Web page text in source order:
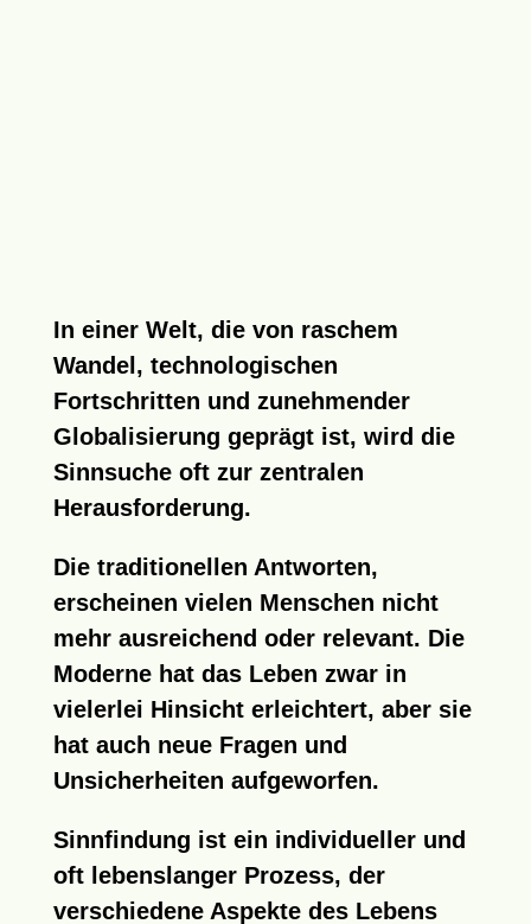
In einer Welt, die von raschem
Wandel, technologischen
Fortschritten und zunehmender
Globalisierung geprägt ist, wird die
Sinnsuche oft zur zentralen
Herausforderung.
Die traditionellen Antworten,
erscheinen vielen Menschen nicht
mehr ausreichend oder relevant. Die
Moderne hat das Leben zwar in
vielerlei Hinsicht erleichtert, aber sie
hat auch neue Fragen und
Unsicherheiten aufgeworfen.
Sinnfindung ist ein individueller und
oft lebenslanger Prozess, der
verschiedene Aspekte des Lebens